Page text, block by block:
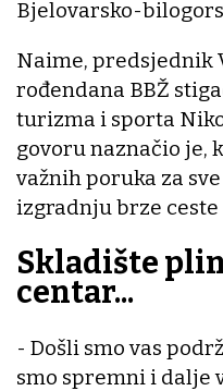
Bjelovarsko-
Naime, predsjednik
rođendana BBŽ
turizma i sporta
govoru naznačio je,
važnih poruka za
izgradnju brze ceste
Skladište
centar...
- Došli smo vas
smo spremni i dalje